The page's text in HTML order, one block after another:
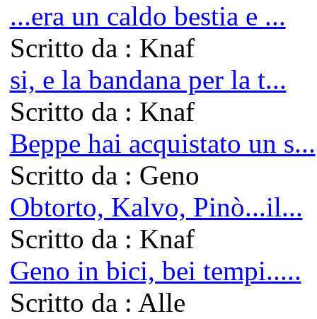
...era un caldo bestia e ...
Scritto da : Knaf
si, e la bandana per la t...
Scritto da : Knaf
Beppe hai acquistato un s...
Scritto da : Geno
Obtorto, Kalvo, Pinò...il...
Scritto da : Knaf
Geno in bici, bei tempi.....
Scritto da : Alle